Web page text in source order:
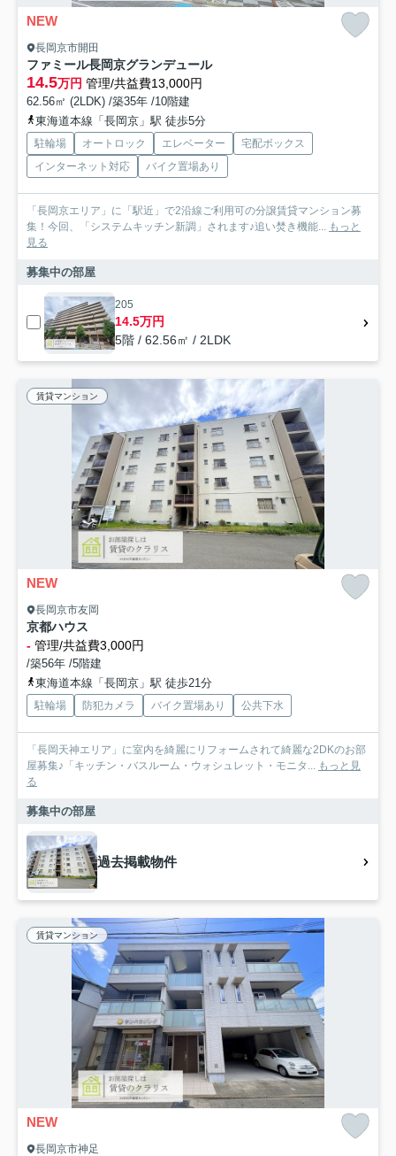
NEW
長岡京市開田
ファミール長岡京グランデュール
14.5万円 管理/共益費13,000円
62.56㎡ (2LDK) /築35年 /10階建
東海道本線「長岡京」駅 徒歩5分
駐輪場 オートロック エレベーター
宅配ボックス
インターネット対応
バイク置場あり
「長岡京エリア」に「駅近」で2沿線ご利用可の分譲賃貸マンション募
集！今回、「システムキッチン新調」されます♪追い焚き機能...
もっと
見る
募集中の部屋
205
14.5万円
5階 / 62.56㎡ / 2LDK
賃貸マンション
NEW
長岡京市友岡
京都ハウス
- 管理/共益費3,000円
/築56年 /5階建
東海道本線「長岡京」駅 徒歩21分
駐輪場 防犯カメラ バイク置場あり 公共下水
「長岡天神エリア」に室内を綺麗にリフォームされて綺麗な2DKのお部
屋募集♪「キッチン・バスルーム・ウォシュレット・モニタ...
もっと見
る
募集中の部屋
過去掲載物件
賃貸マンション
NEW
長岡京市神足